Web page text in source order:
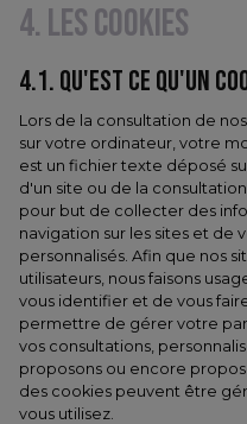
4. LES COOKIES
4.1. QU'EST CE QU'UN
Lors de la consultation de
sur votre ordinateur, votre
est un fichier texte déposé
d'un site ou de la
pour but de collecter des
navigation sur les sites et de
personnalisés. Afin que nos
utilisateurs, nous faisons
vous identifier et de vous
permettre de gérer votre
vos consultations,
proposons ou encore
des cookies peuvent être
vous utilisez.